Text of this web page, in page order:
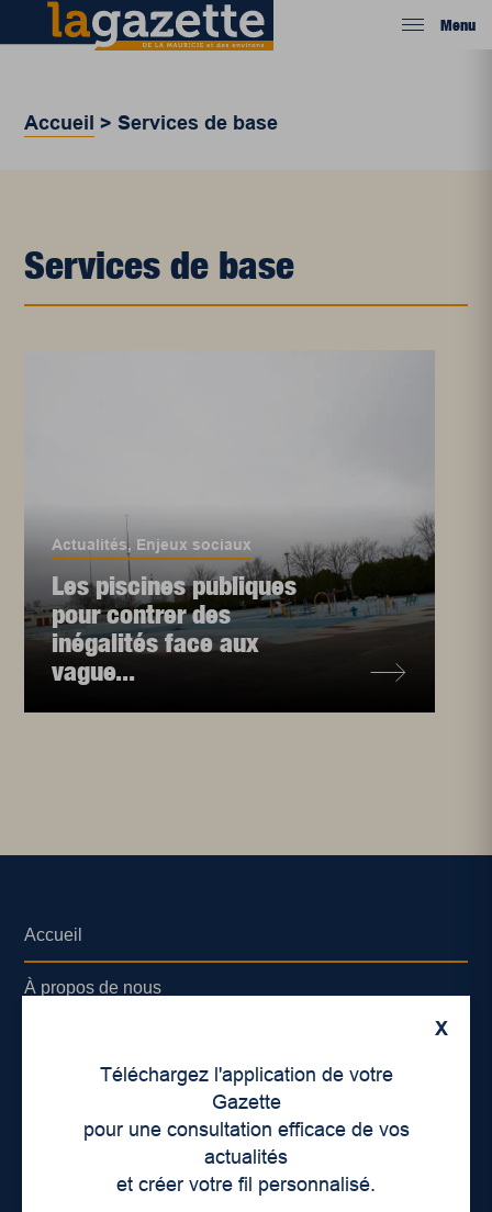
Menu
Accueil >Services de base
Services de base
Actualités, Enjeux sociaux
Les piscines publiques
pour contrer des
inégalités face aux
vague...
X
Téléchargez l'application de votre
Gazette
pour une consultation efficace de vos
actualités
et créer votre fil personnalisé.
Accueil
À propos de nous
Lieux de distribution